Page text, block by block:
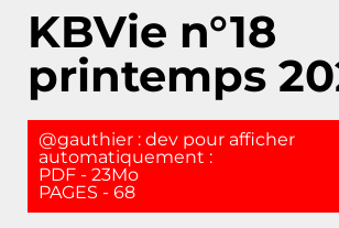
KBVie n°18
printemps
@gauthier : dev pour afficher
automatiquement :
PDF - 23Mo
PAGES - 68